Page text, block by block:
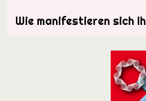
Wie manifestieren sich